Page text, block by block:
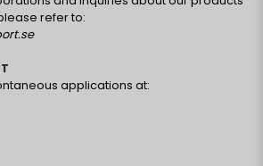
refer to:
applications at: